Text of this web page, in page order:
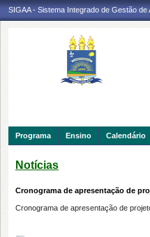
SIGAA - Sistema Integrado de Gestão de
Programa Ensino Calendário
Notícias
Cronograma de apresentação de
Cronograma de apresentação de